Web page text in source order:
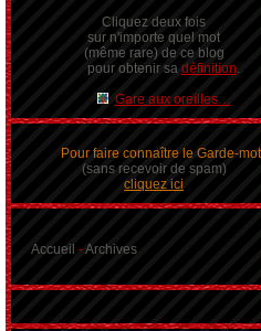
Cliquez deux fois
sur n'importe quel mot
(même rare) de ce blog
pour obtenir sa définition.
Gare aux oreilles…
Pour faire connaître le Garde-
(sans recevoir de spam)
cliquez ici
Accueil -Archives